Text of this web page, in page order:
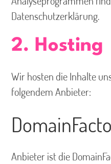
Datenschutzerklärung.
2. Hosting
Wir hosten die Inhalte
folgendem Anbieter:
Anbieter ist die